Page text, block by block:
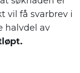
vil få svarbrev i
halvdel av